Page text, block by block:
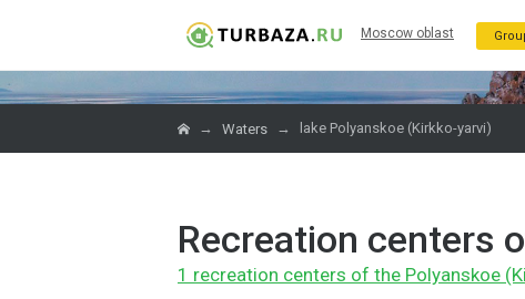
Moscow oblast
→ Waters → lake Polyanskoe (Kirkko-yarvi)
Recreation centers
1 recreation centers of the Polyanskoe